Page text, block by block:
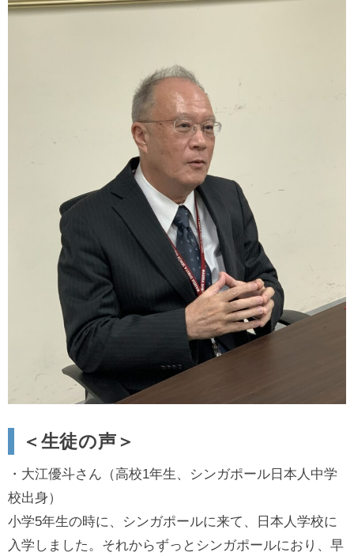
＜生徒の声＞
・大江優斗さん（高校1年生、シンガポール日本人中学
校出身）
小学5年生の時に、シンガポールに来て、日本人学校に
入学しました。それからずっとシンガポールにおり、早